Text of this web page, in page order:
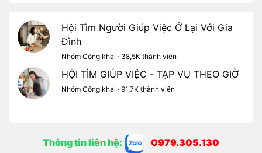
Hội Tìm Người Giúp Việc Ở Lại Với Gia
Đình
Nhóm Công khai · 38,5K thành viên
HỘI TÌM GIÚP VIỆC - TẠP VỤ THEO GIỜ
Nhóm Công khai · 91,7K thành viên
Thông tin liên hệ:
0979.305.130